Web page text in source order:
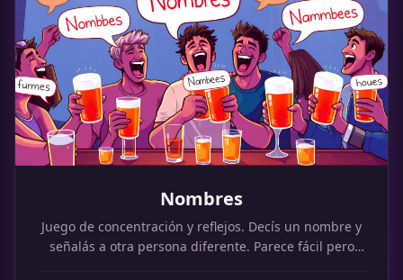
Nombres
Juego de concentración y reflejos. Decís un nombre y
señalás a otra persona diferente. Parece fácil pero